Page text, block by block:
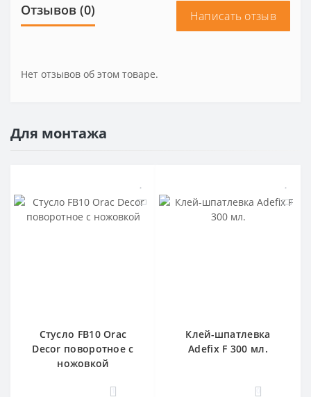
Отзывов (0) Написать отзыв
Нет отзывов об этом товаре.
Для монтажа
Стусло FB10 Orac
Decor поворотное с
ножовкой
1
Клей-шпатлевка
Adefix F 300 мл.
0